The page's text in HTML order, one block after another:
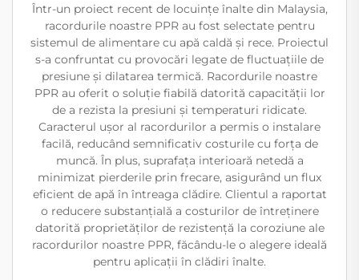
Într-un proiect recent de locuințe înalte din Malaysia,
racordurile noastre PPR au fost selectate pentru
sistemul de alimentare cu apă caldă și rece. Proiectul
s-a confruntat cu provocări legate de fluctuațiile de
presiune și dilatarea termică. Racordurile noastre
PPR au oferit o soluție fiabilă datorită capacității lor
de a rezista la presiuni și temperaturi ridicate.
Caracterul ușor al racordurilor a permis o instalare
facilă, reducând semnificativ costurile cu forța de
muncă. În plus, suprafața interioară netedă a
minimizat pierderile prin frecare, asigurând un flux
eficient de apă în întreaga clădire. Clientul a raportat
o reducere substanțială a costurilor de întreținere
datorită proprietăților de rezistență la coroziune ale
racordurilor noastre PPR, făcându-le o alegere ideală
pentru aplicații în clădiri înalte.